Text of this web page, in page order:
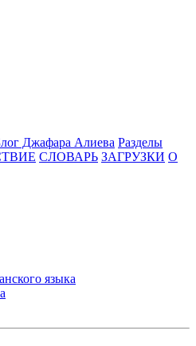
Джафара Алиева Разделы
СЛОВАРЬ ЗАГРУЗКИ О
языка